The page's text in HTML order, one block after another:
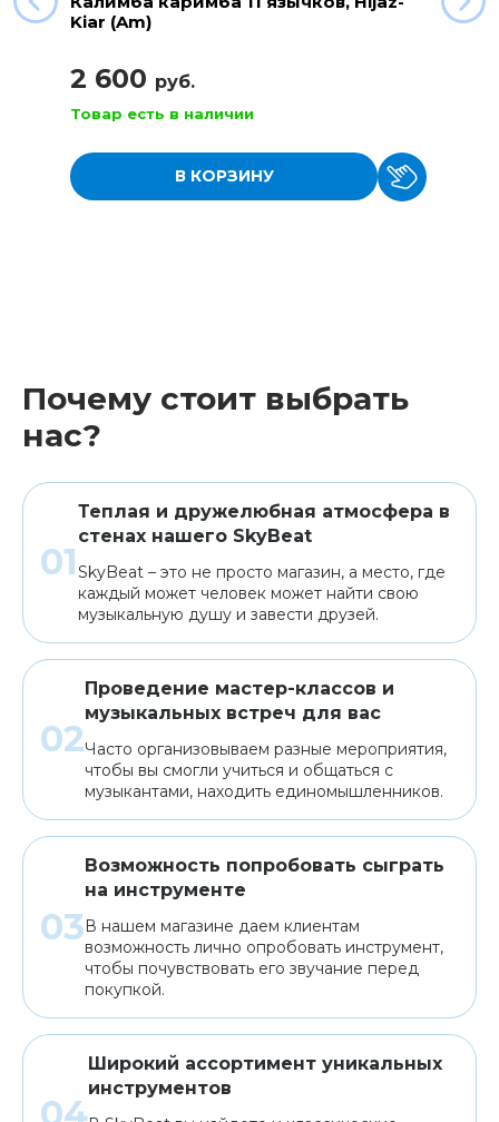
Kiar (Am)
2 600 руб.
Товар есть в наличии
В КОРЗИНУ
Почему стоит выбрать
нас?
Теплая и дружелюбная атмосфера в
стенах нашего SkyBeat
SkyBeat – это не просто магазин, а место, где
каждый может человек может найти свою
музыкальную душу и завести друзей.
Проведение мастер-классов и
музыкальных встреч для вас
Часто организовываем разные мероприятия,
чтобы вы смогли учиться и общаться с
музыкантами, находить единомышленников.
Возможность попробовать сыграть
на инструменте
В нашем магазине даем клиентам
возможность лично опробовать инструмент,
чтобы почувствовать его звучание перед
покупкой.
Широкий ассортимент уникальных
инструментов